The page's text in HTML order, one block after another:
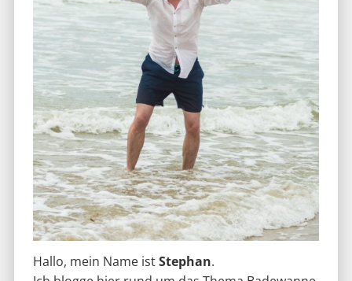
Hallo, mein Name istStephan.